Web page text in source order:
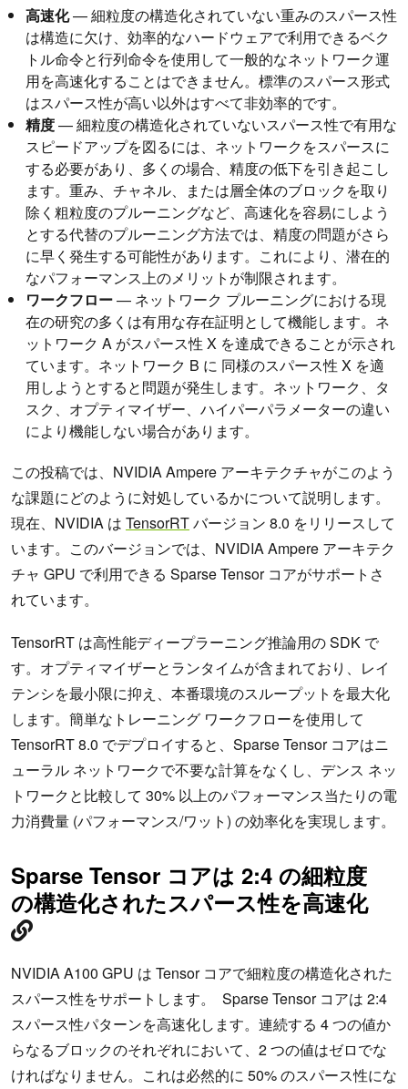
高速化— 細粒度の構造化されていない重みのスパース性
は構造に欠け、効率的なハードウェアで利用できるベク
トル命令と行列命令を使用して一般的なネットワーク運
用を高速化することはできません。標準のスパース形式
はスパース性が高い以外はすべて非効率的です。
精度— 細粒度の構造化されていないスパース性で有用な
スピードアップを図るには、ネットワークをスパースに
する必要があり、多くの場合、精度の低下を引き起こし
ます。重み、チャネル、または層全体のブロックを取り
除く粗粒度のプルーニングなど、高速化を容易にしよう
とする代替のプルーニング方法では、精度の問題がさら
に早く発生する可能性があります。これにより、潜在的
なパフォーマンス上のメリットが制限されます。
ワークフロー— ネットワーク プルーニングにおける現
在の研究の多くは有用な存在証明として機能します。ネ
ットワーク A がスパース性 X を達成できることが示され
ています。ネットワーク B に 同様のスパース性 X を適
用しようとすると問題が発生します。ネットワーク、タ
スク、オプティマイザー、ハイパーパラメーターの違い
により機能しない場合があります。
この投稿では、NVIDIA Ampere アーキテクチャがこのよう
な課題にどのように対処しているかについて説明します。
現在、NVIDIA は TensorRTバージョン 8.0 をリリースして
います。このバージョンでは、NVIDIA Ampere アーキテク
チャ GPU で利用できる Sparse Tensor コアがサポートさ
れています。
TensorRT は高性能ディープラーニング推論用の SDK で
す。オプティマイザーとランタイムが含まれており、レイ
テンシを最小限に抑え、本番環境のスループットを最大化
します。簡単なトレーニング ワークフローを使用して
TensorRT 8.0 でデプロイすると、Sparse Tensor コアはニ
ューラル ネットワークで不要な計算をなくし、デンス ネッ
トワークと比較して 30% 以上のパフォーマンス当たりの電
力消費量 (パフォーマンス/ワット) の効率化を実現します。
Sparse Tensor コアは 2:4 の細粒度
の構造化されたスパース性を高速化
NVIDIA A100 GPU は Tensor コアで細粒度の構造化された
スパース性をサポートします。 Sparse Tensor コアは 2:4
スパース性パターンを高速化します。連続する 4 つの値か
らなるブロックのそれぞれにおいて、2 つの値はゼロでな
ければなりません。これは必然的に 50% のスパース性にな